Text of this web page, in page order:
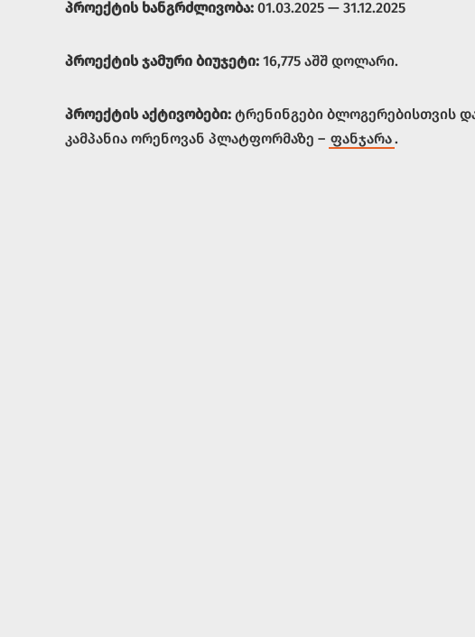
პროექტის ხანგრძლივობა: 01.03.2025 — 31.12.2025
პროექტის ჯამური ბიუჯეტი: 16,775 აშშ დოლარი.
პროექტის აქტივობები: ტრენინგები ბლოგერებისთვის
კამპანია ორენოვან პლატფორმაზე – ფანჯარა.